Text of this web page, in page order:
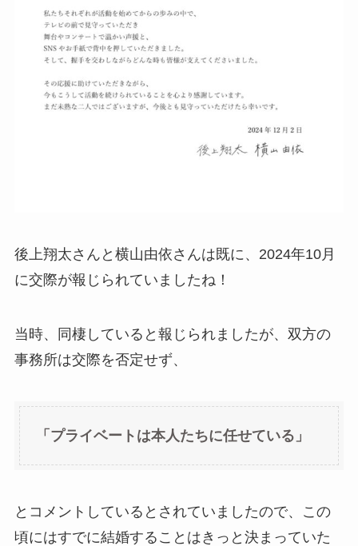
後上翔太さんと横山由依さんは既に、2024年10月
に交際が報じられていましたね！
当時、同棲していると報じられましたが、双方の
事務所は交際を否定せず、
「プライベートは本人たちに任せている」
とコメントしているとされていましたので、この
頃にはすでに結婚することはきっと決まっていた